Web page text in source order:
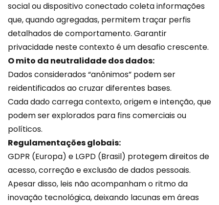
socialou dispositivo conectado coleta informações
que, quando agregadas, permitem traçar perfis
detalhados de comportamento. Garantir
privacidade neste contexto é um desafio crescente.
O mito da neutralidade dos dados:
Dados considerados “anônimos” podem ser
reidentificados ao cruzar diferentes bases.
Cada dado carrega contexto, origem e intenção, que
podem ser explorados para fins comerciais ou
políticos.
Regulamentações globais:
GDPR (Europa) e LGPD (Brasil) protegem direitos de
acesso, correção e exclusão de dados pessoais.
Apesar disso, leis não acompanham o ritmo da
inovação tecnológica, deixando lacunas em áreas